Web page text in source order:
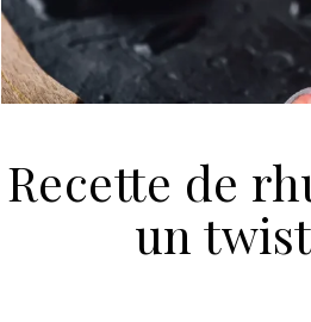
Recette de
un